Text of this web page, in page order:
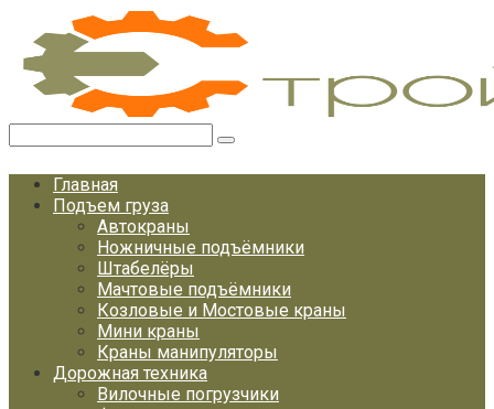
Перейти
контенту
Главная
Подъем груза
Автокраны
Ножничные подъёмники
Штабелёры
Мачтовые подъёмники
Козловые и Мостовые краны
Мини краны
Краны манипуляторы
Дорожная техника
Вилочные погрузчики